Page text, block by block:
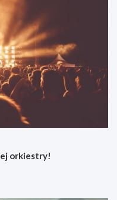
orkiestry!